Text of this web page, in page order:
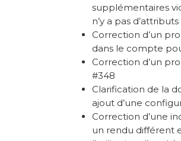
supplémentaires
n’y a pas
Correction d’un
dans le compte
Correction d’un
#348
Clarification de la
ajout d’une
Correction d’une
un rendu différent